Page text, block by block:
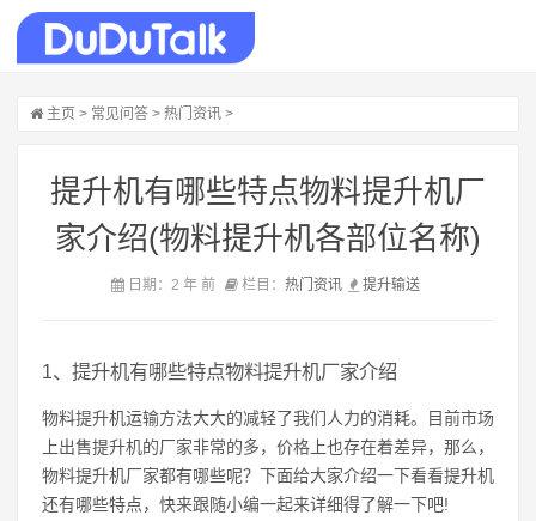
主页 > 常见问答 > 热门资讯 >
提升机有哪些特点物料提升机厂
家介绍(物料提升机各部位名称)
日期：2 年 前 栏目： 热门资讯 提升输送
1、提升机有哪些特点物料提升机厂家介绍
物料提升机运输方法大大的减轻了我们人力的消耗。目前市场
上出售提升机的厂家非常的多，价格上也存在着差异，那么，
物料提升机厂家都有哪些呢？下面给大家介绍一下看看提升机
还有哪些特点，快来跟随小编一起来详细得了解一下吧!